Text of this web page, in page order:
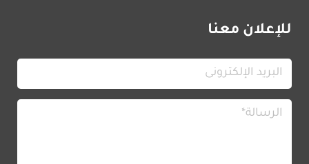
للإعلان معنا